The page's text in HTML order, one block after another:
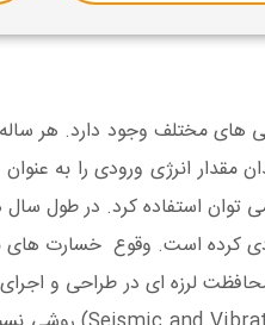
های مختلف وجود دارد. هر
انرژی ورودی را به عنوان
می توان استفاده کرد. در
است. وقوع خسارت های
لرزه ای در طراحی و